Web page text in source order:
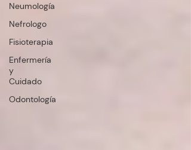
Neumología
Nefrologo
Fisioterapia
Enfermería
y
Cuidado
Odontología